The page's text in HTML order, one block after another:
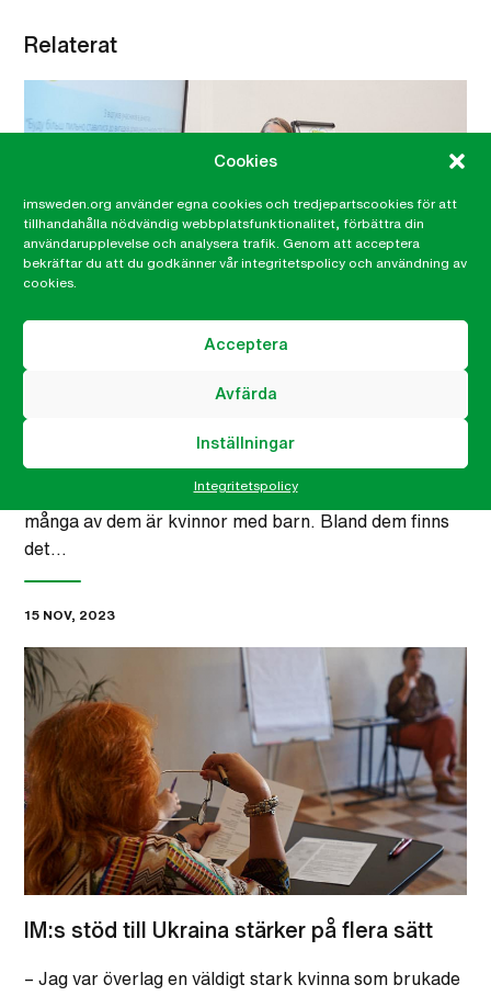
Cookies
imsweden.org använder egna cookies och tredjepartscookies för att
tillhandahålla nödvändig webbplatsfunktionalitet, förbättra din
användarupplevelse och analysera trafik. Genom att acceptera
bekräftar du att du godkänner vår integritetspolicy och användning av
cookies.
Acceptera
Avfärda
Inställningar
Integritetspolicy
Relaterat
”Många tror att allt ska bli som vanligt när
de som strider kommer tillbaka.”
– Förutsättningarna för kvinnor i Ukraina ser olika ut
beroende på vilken livssituation de befinner sig i. Hit
till Ivano-Frankivsk har tusentals personer flytt och
många av dem är kvinnor med barn. Bland dem finns
det…
15 NOV, 2023
IM:s stöd till Ukraina stärker på flera sätt
– Jag var överlag en väldigt stark kvinna som brukade